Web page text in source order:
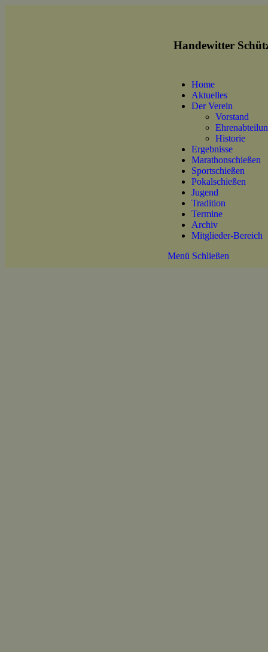
Handewitter
Home
Aktuelles
Der Verein
Vorstand
Historie
Ergebnisse
Marathonschießen
Sportschießen
Pokalschießen
Jugend
Tradition
Termine
Archiv
Mitglieder-Bereich
Menü Schließen